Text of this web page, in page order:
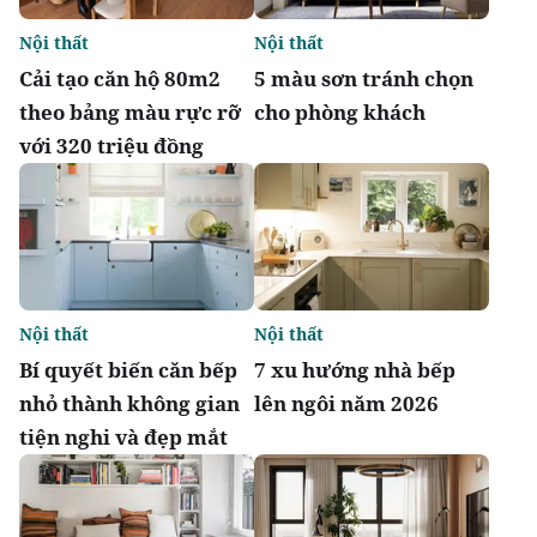
Cải tạo căn hộ 80m2
theo bảng màu rực rỡ
với 320 triệu đồng
Nội thất
5 màu sơn tránh chọn
cho phòng khách
Nội thất
Bí quyết biến căn bếp
nhỏ thành không gian
tiện nghi và đẹp mắt
Nội thất
7 xu hướng nhà bếp
lên ngôi năm 2026
Nội thất